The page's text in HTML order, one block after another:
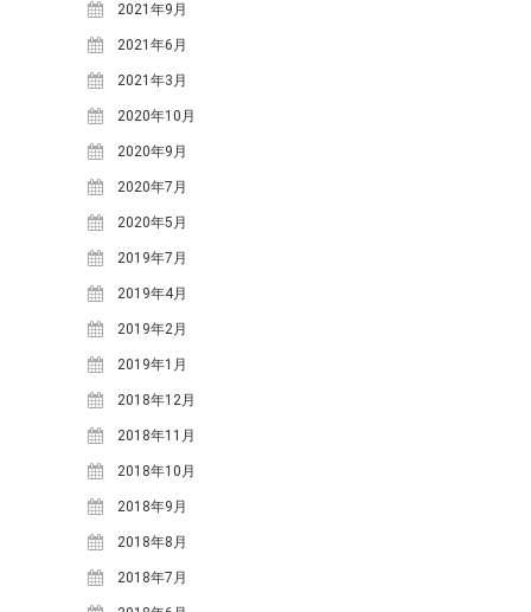
2013年1月(3)
2012年12月(1)
2012年11月(5)
2012年9月(1)
FACEBOOK
2021年9月
2021年6月
2021年3月
2020年10月
2020年9月
2020年7月
2020年5月
2019年7月
2019年4月
2019年2月
2019年1月
2018年12月
2018年11月
2018年10月
2018年9月
2018年8月
2018年7月